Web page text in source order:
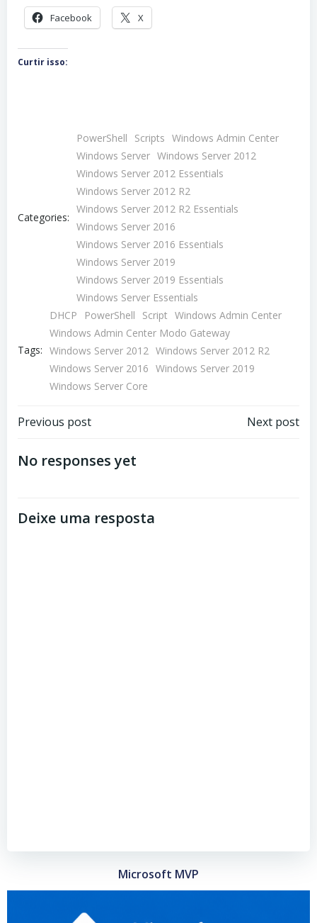
Facebook X
Curtir isso:
Categories:
PowerShell Scripts Windows Admin Center
Windows Server Windows Server 2012
Windows Server 2012 Essentials
Windows Server 2012 R2
Windows Server 2012 R2 Essentials
Windows Server 2016
Windows Server 2016 Essentials
Windows Server 2019
Windows Server 2019 Essentials
Windows Server Essentials
Tags:
DHCP PowerShell Script Windows Admin Center
Windows Admin Center Modo Gateway
Windows Server 2012 Windows Server 2012 R2
Windows Server 2016 Windows Server 2019
Windows Server Core
Navegação
de
Previous post
Navegação
Next post
No responses yet
Deixe uma resposta
Microsoft MVP